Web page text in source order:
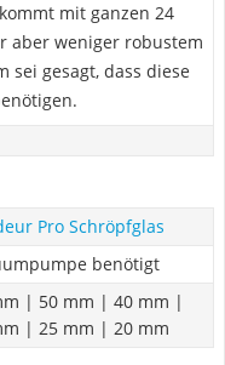
mit ganzen 24
aber weniger robustem
sei gesagt, dass diese
Pro Schröpfglas
benötigt
| 50 mm | 40 mm |
| 25 mm | 20 mm